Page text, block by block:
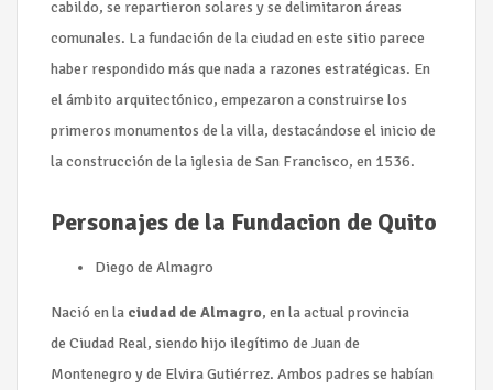
cabildo, se repartieron solares y se delimitaron áreas
comunales. La fundación de la ciudad en este sitio parece
haber respondido más que nada a razones estratégicas. En
el ámbito arquitectónico, empezaron a construirse los
primeros monumentos de la villa, destacándose el inicio de
la construcción de la iglesia de San Francisco, en 1536.
Personajes de la Fundacion de Quito
Diego de Almagro
Nació en la ciudad de Almagro, en la actual provincia
de Ciudad Real, siendo hijo ilegítimo de Juan de
Montenegro y de Elvira Gutiérrez. Ambos padres se habían